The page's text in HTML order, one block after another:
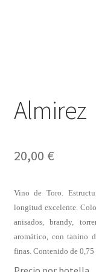
Métodos de pago
Novedades
Ofertas
Pescados y Mariscos
Política de
Almirez
20,00 €
Vino de Toro.
longitud excelente.
anisados, brandy,
aromático, con tanino
finas. Contenido de 0,75